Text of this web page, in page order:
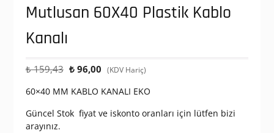
Mutlusan 60X40 Plastik Kablo
Kanalı
₺159,43 Orijinal
₺ 159,43.
₺96,00 Şu
fiyat:
₺ 96,00.
(KDV Hariç)
60×40 MM KABLO KANALI EKO
Güncel Stok fiyat ve iskonto oranları için lütfen bizi
arayınız.